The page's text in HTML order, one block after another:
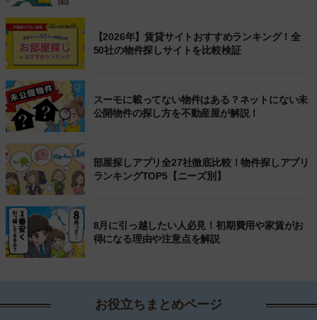
【2026年】賃貸サイトおすすめランキング！全
50社の物件探しサイトを比較検証
スーモに載ってない物件はある？ネットにない未
公開物件の探し方を不動産屋が解説！
部屋探しアプリ全27社徹底比較！物件探しアプリ
ランキングTOP5【ニーズ別】
8月に引っ越したい人必見！初期費用や家賃がお
得になる理由や注意点を解説
お役立ちまとめページ